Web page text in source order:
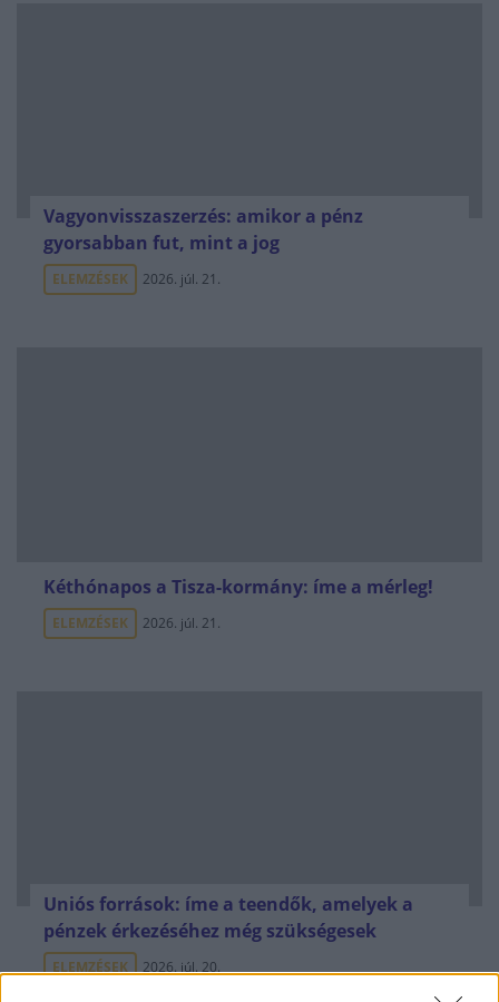
Vagyonvisszaszerzés: amikor a pénz
gyorsabban fut, mint a jog
ELEMZÉSEK 2026. júl. 21.
Kéthónapos a Tisza-kormány: íme a mérleg!
ELEMZÉSEK 2026. júl. 21.
Uniós források: íme a teendők, amelyek a
pénzek érkezéséhez még szükségesek
ELEMZÉSEK 2026. júl. 20.